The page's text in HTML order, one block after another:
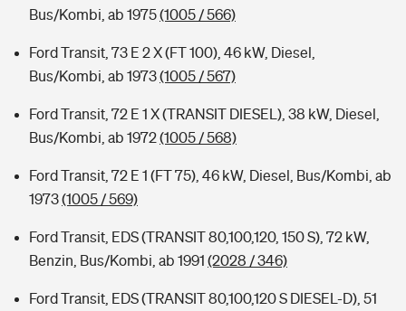
Bus/Kombi, ab 1975(1005 / 566)
Ford Transit, 73 E 2 X (FT 100), 46 kW, Diesel,
Bus/Kombi, ab 1973(1005 / 567)
Ford Transit, 72 E 1 X (TRANSIT DIESEL), 38 kW, Diesel,
Bus/Kombi, ab 1972(1005 / 568)
Ford Transit, 72 E 1 (FT 75), 46 kW, Diesel, Bus/Kombi, ab
1973(1005 / 569)
Ford Transit, EDS (TRANSIT 80,100,120, 150 S), 72 kW,
Benzin, Bus/Kombi, ab 1991 (2028 / 346)
Ford Transit, EDS (TRANSIT 80,100,120 S DIESEL-D), 51